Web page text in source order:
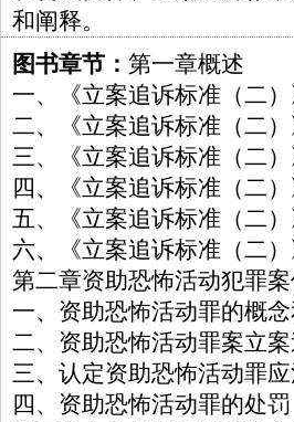
和阐释。
图书章节： 第一章概述
一、《立案追诉标准（二
二、《立案追诉标准（二
三、《立案追诉标准（二
四、《立案追诉标准（二
五、《立案追诉标准（二
六、《立案追诉标准（二
第二章资助恐怖活动犯罪
一、资助恐怖活动罪的概
二、资助恐怖活动罪案立
三、认定资助恐怖活动罪
四、资助恐怖活动罪的处罚